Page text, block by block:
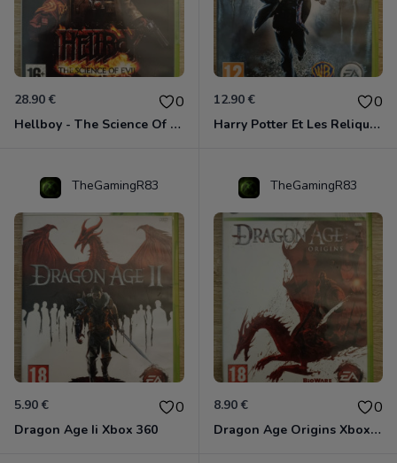
28.90 € 0
Hellboy - The Science Of Evil Xbox 360
12.90 € 0
Harry Potter Et Les Reliques De La Mort - 1ère Partie Xbox 360
TheGamingR83
5.90 € 0
Dragon Age Ii Xbox 360
TheGamingR83
8.90 € 0
Dragon Age Origins Xbox 360